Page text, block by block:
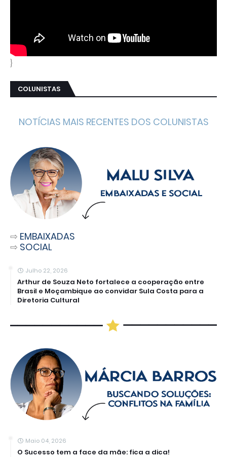
}
COLUNISTAS
NOTÍCIAS MAIS RECENTES DOS COLUNISTAS
⇨ EMBAIXADAS
⇨ SOCIAL
Julho 22, 2026
Arthur de Souza Neto fortalece a cooperação entre
Brasil e Moçambique ao convidar Sula Costa para a
Diretoria Cultural
Maio 04, 2026
O Sucesso tem a face da mãe: fica a dica!